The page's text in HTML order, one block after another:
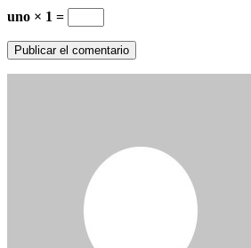
uno × 1 =